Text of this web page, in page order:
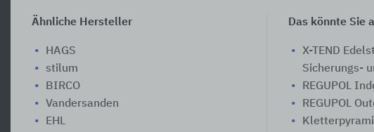
Ähnliche Hersteller
HAGS
stilum
BIRCO
Vandersanden
EHL
Das könnte Sie
X-TEND
Sicherungs-
REGUPOL
REGUPOL